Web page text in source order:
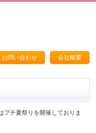
お問い合わせ 会社概要
プチ夏祭りを開催しておりま